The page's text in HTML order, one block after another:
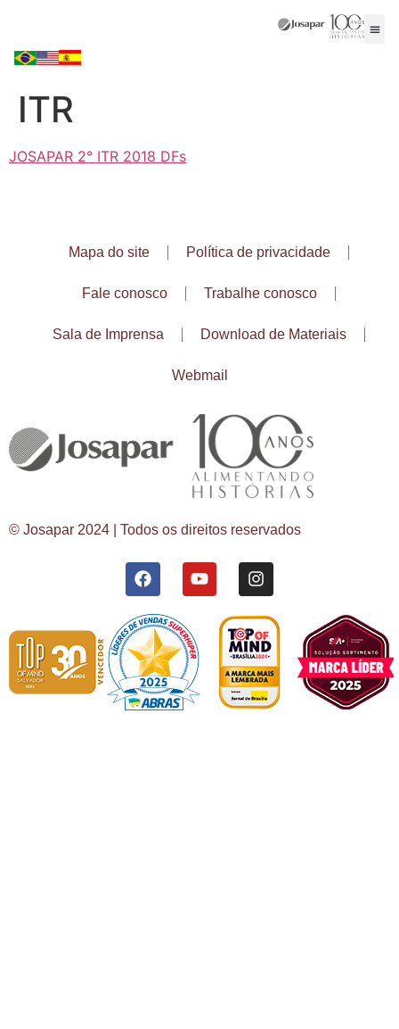
ITR
JOSAPAR 2° ITR 2018 DFs
Mapa do site Política de privacidade
Fale conosco Trabalhe conosco
Sala de Imprensa Download de Materiais
Webmail
© Josapar 2024 | Todos os direitos reservados